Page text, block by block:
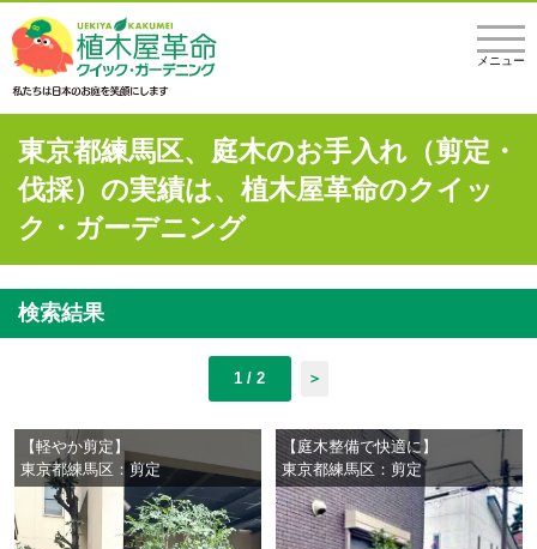
メニュー
東京都練馬区、庭木のお手入れ（剪定・
伐採）の実績は、植木屋革命のクイッ
ク・ガーデニング
検索結果
1 / 2 ＞
【軽やか剪定】
東京都練馬区：剪定
【庭木整備で快適に】
東京都練馬区：剪定